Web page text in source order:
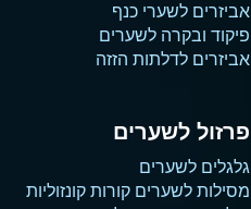
אביזרים לשערי כנף
פיקוד ובקרה לשערים
אביזרים לדלתות הזזה
פרזול לשערים
גלגלים לשערים
מסילות לשערים קורות קונזוליות